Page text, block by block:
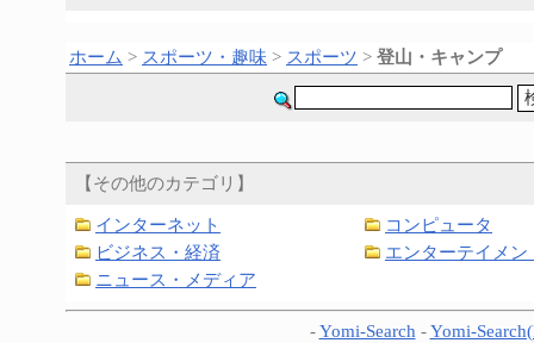
ホーム > スポーツ・趣味 > スポーツ > 登山・キャンプ
【その他のカテゴリ】
インターネット
コンピュータ
ビジネス・経済
エンターテイメン
ニュース・メディア
-Yomi-Search -Yomi-